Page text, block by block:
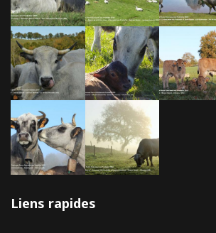
Liens rapides